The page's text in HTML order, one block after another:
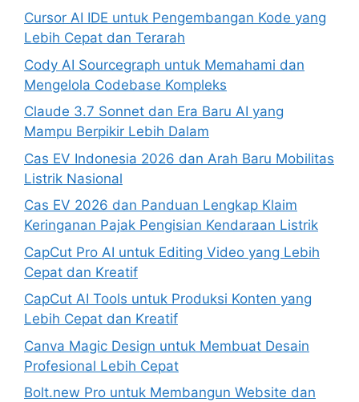
Cursor AI IDE untuk Pengembangan Kode yang
Lebih Cepat dan Terarah
Cody AI Sourcegraph untuk Memahami dan
Mengelola Codebase Kompleks
Claude 3.7 Sonnet dan Era Baru AI yang
Mampu Berpikir Lebih Dalam
Cas EV Indonesia 2026 dan Arah Baru Mobilitas
Listrik Nasional
Cas EV 2026 dan Panduan Lengkap Klaim
Keringanan Pajak Pengisian Kendaraan Listrik
CapCut Pro AI untuk Editing Video yang Lebih
Cepat dan Kreatif
CapCut AI Tools untuk Produksi Konten yang
Lebih Cepat dan Kreatif
Canva Magic Design untuk Membuat Desain
Profesional Lebih Cepat
Bolt.new Pro untuk Membangun Website dan